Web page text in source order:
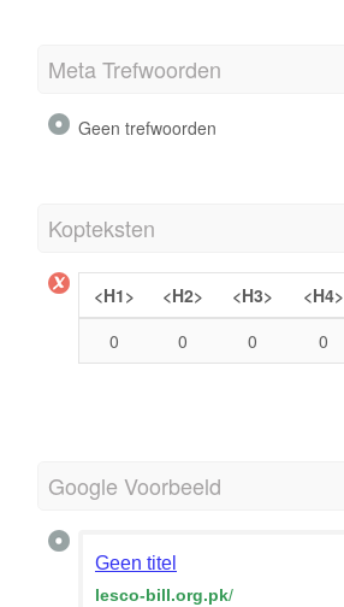
Meta Trefwoorden
Geen trefwoorden
Kopteksten
<H1> <H2> <H3> <H4>
0
0 0 0
Google Voorbeeld
Geen titel
lesco-bill.org.pk/